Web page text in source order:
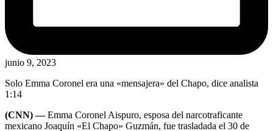
junio 9, 2023
Solo Emma Coronel era una «mensajera» del Chapo, dice analista
1:14
(CNN) —Emma Coronel Aispuro, esposa del narcotraficante
mexicano Joaquín «El Chapo» Guzmán, fue trasladada el 30 de